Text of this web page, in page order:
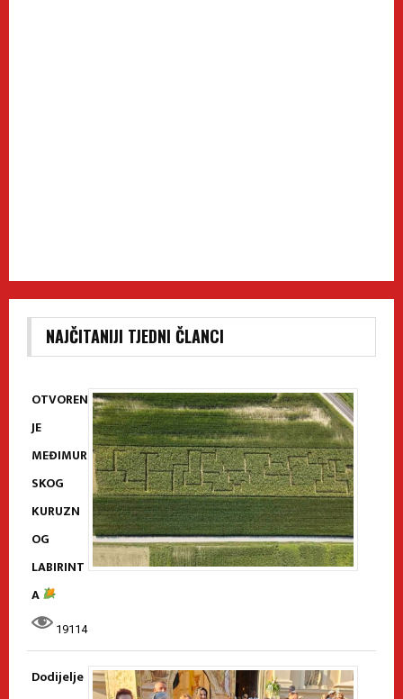
NAJČITANIJI TJEDNI ČLANCI
OTVOREN
JE
MEĐIMUR
SKOG
KURUZN
OG
LABIRINT
A
19114
Dodijelje